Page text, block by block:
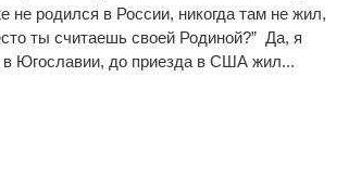
не родился в России, никогда там не жил,
ты считаешь своей Родиной?” Да, я
в Югославии, до приезда в США жил...